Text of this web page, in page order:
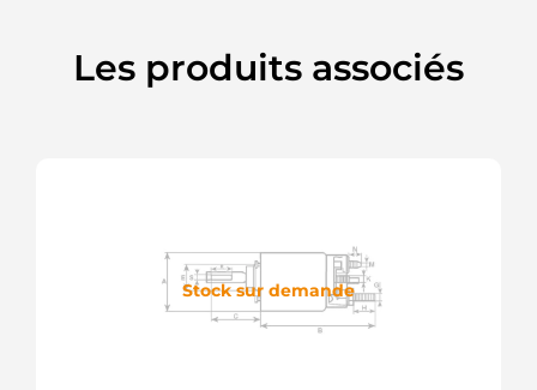
Les produits associés
Stock sur demande